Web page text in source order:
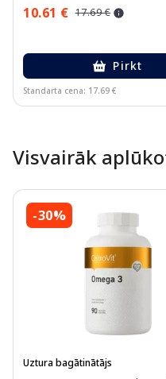
10.61 € 17.69 €
Pirkt
Standarta cena: 17.69 €
Visvairāk
-30%
Uztura bagātinātājs